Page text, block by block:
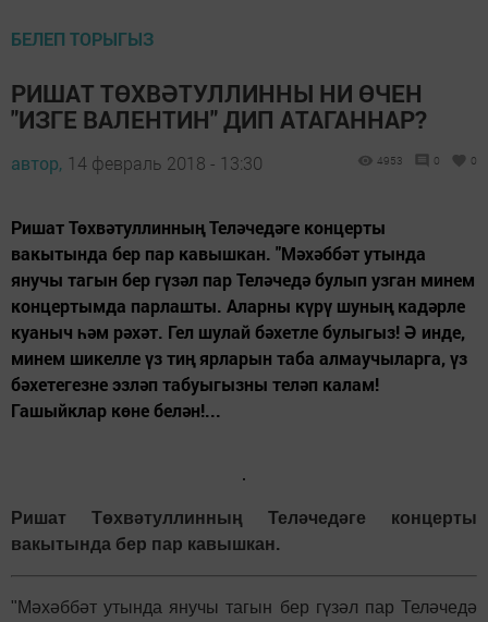
БЕЛЕП ТОРЫГЫЗ
РИШАТ ТӨХВӘТУЛЛИННЫ НИ ӨЧЕН
"ИЗГЕ ВАЛЕНТИН" ДИП АТАГАННАР?
автор, 14 февраль 2018 - 13:30 4953 0 0
Ришат Төхвәтуллинның Теләчедәге концерты
вакытында бер пар кавышкан. "Мәхәббәт утында
янучы тагын бер гүзәл пар Теләчедә булып узган минем
концертымда парлашты. Аларны күрү шуның кадәрле
куаныч һәм рәхәт. Гел шулай бәхетле булыгыз! Ә инде,
минем шикелле үз тиң ярларын таба алмаучыларга, үз
бәхетегезне эзләп табуыгызны теләп калам!
Гашыйклар көне белән!...
Ришат Төхвәтуллинның Теләчедәге концерты
вакытында бер пар кавышкан.
"Мәхәббәт утында янучы тагын бер гүзәл пар Теләчедә